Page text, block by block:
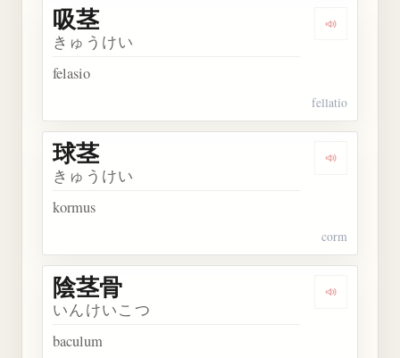
Dengarkan
吸茎
きゅうけい
felasio
fellatio
Dengarkan
球茎
きゅうけい
kormus
corm
Dengarkan
陰茎骨
いんけいこつ
baculum